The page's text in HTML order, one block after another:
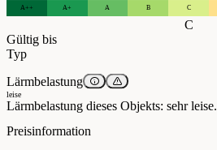
A++ A+ A B C
C
Gültig bis
Typ
Lärmbelastung
leise
Lärmbelastung dieses Objekts: sehr leise.
Preisinformation